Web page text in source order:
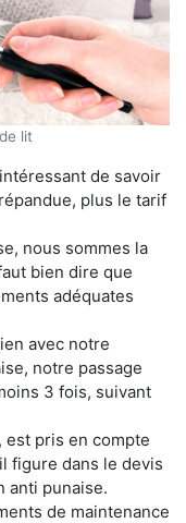
lit
de savoir
plus le tarif
nous sommes la
bien dire que
adéquates
avec notre
notre passage
3 fois, suivant
est pris en compte
figure dans le devis
anti punaise.
de maintenance